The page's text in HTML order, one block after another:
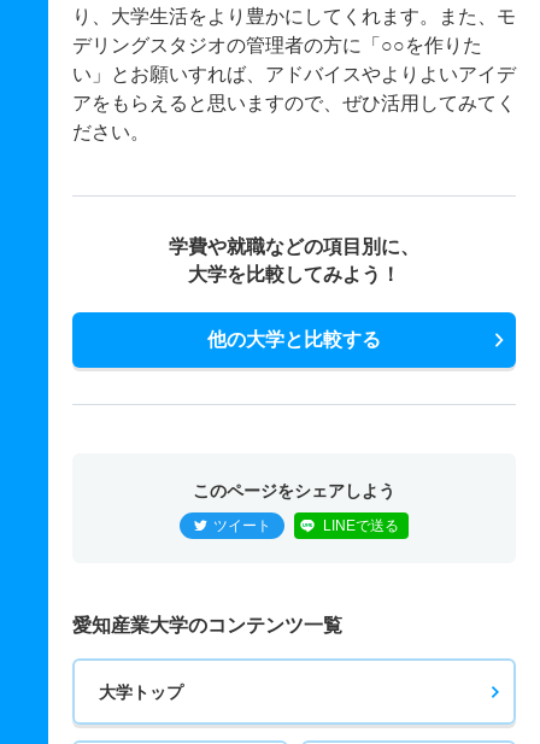
り、大学生活をより豊かにしてくれます。また、モ
デリングスタジオの管理者の方に「○○を作りた
い」とお願いすれば、アドバイスやよりよいアイデ
アをもらえると思いますので、ぜひ活用してみてく
ださい。
学費や就職などの項目別に、
大学を比較してみよう！
他の大学と比較する
このページをシェアしよう
ツイート LINEで送る
愛知産業大学のコンテンツ一覧
大学トップ